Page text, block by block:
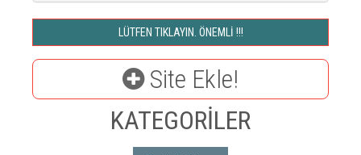
LÜTFEN TIKLAYIN. ÖNEMLİ !!!
Site Ekle!
KATEGORİLER